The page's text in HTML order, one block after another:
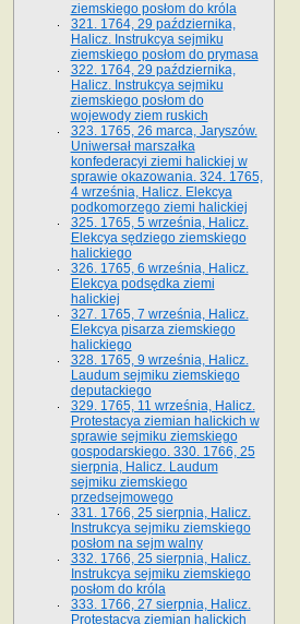
ziemskiego posłom do króla
321. 1764, 29 października,
Halicz. Instrukcya sejmiku
ziemskiego posłom do prymasa
322. 1764, 29 października,
Halicz. Instrukcya sejmiku
ziemskiego posłom do
wojewody ziem ruskich
323. 1765, 26 marca, Jaryszów.
Uniwersał marszałka
konfederacyi ziemi halickiej w
sprawie okazowania. 324. 1765,
4 września, Halicz. Elekcya
podkomorzego ziemi halickiej
325. 1765, 5 września, Halicz.
Elekcya sędziego ziemskiego
halickiego
326. 1765, 6 września, Halicz.
Elekcya podsędka ziemi
halickiej
327. 1765, 7 września, Halicz.
Elekcya pisarza ziemskiego
halickiego
328. 1765, 9 września, Halicz.
Laudum sejmiku ziemskiego
deputackiego
329. 1765, 11 września, Halicz.
Protestacya ziemian halickich w
sprawie sejmiku ziemskiego
gospodarskiego. 330. 1766, 25
sierpnia, Halicz. Laudum
sejmiku ziemskiego
przedsejmowego
331. 1766, 25 sierpnia, Halicz.
Instrukcya sejmiku ziemskiego
posłom na sejm walny
332. 1766, 25 sierpnia, Halicz.
Instrukcya sejmiku ziemskiego
posłom do króla
333. 1766, 27 sierpnia, Halicz.
Protestacya ziemian halickich